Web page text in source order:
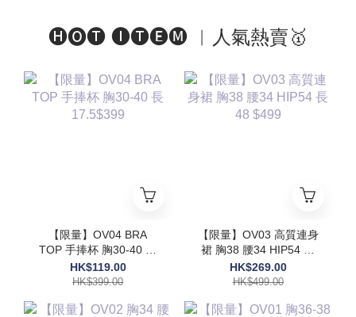
🅗🅞🅣 🅘🅣🅔🅜 ︱人氣熱賣🥇
【限量】OV04 BRA
TOP 手捧杯 胸30-40 長
17.5$399
HK$119.00
HK$399.00
【限量】OV03 高質連身
裙 胸38 腰34 HIP54 長
48 $499
HK$269.00
HK$499.00